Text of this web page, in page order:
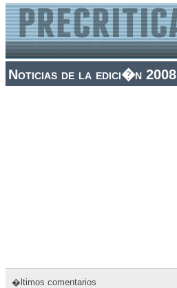
Noticias de la edici�n 2008
�ltimos comentarios